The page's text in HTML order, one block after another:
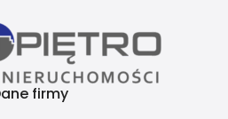
firmy